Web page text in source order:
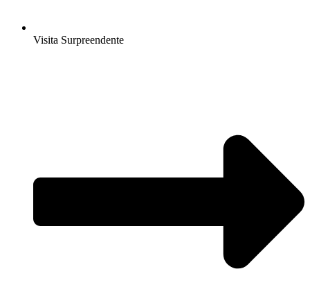
Visita Surpreendente